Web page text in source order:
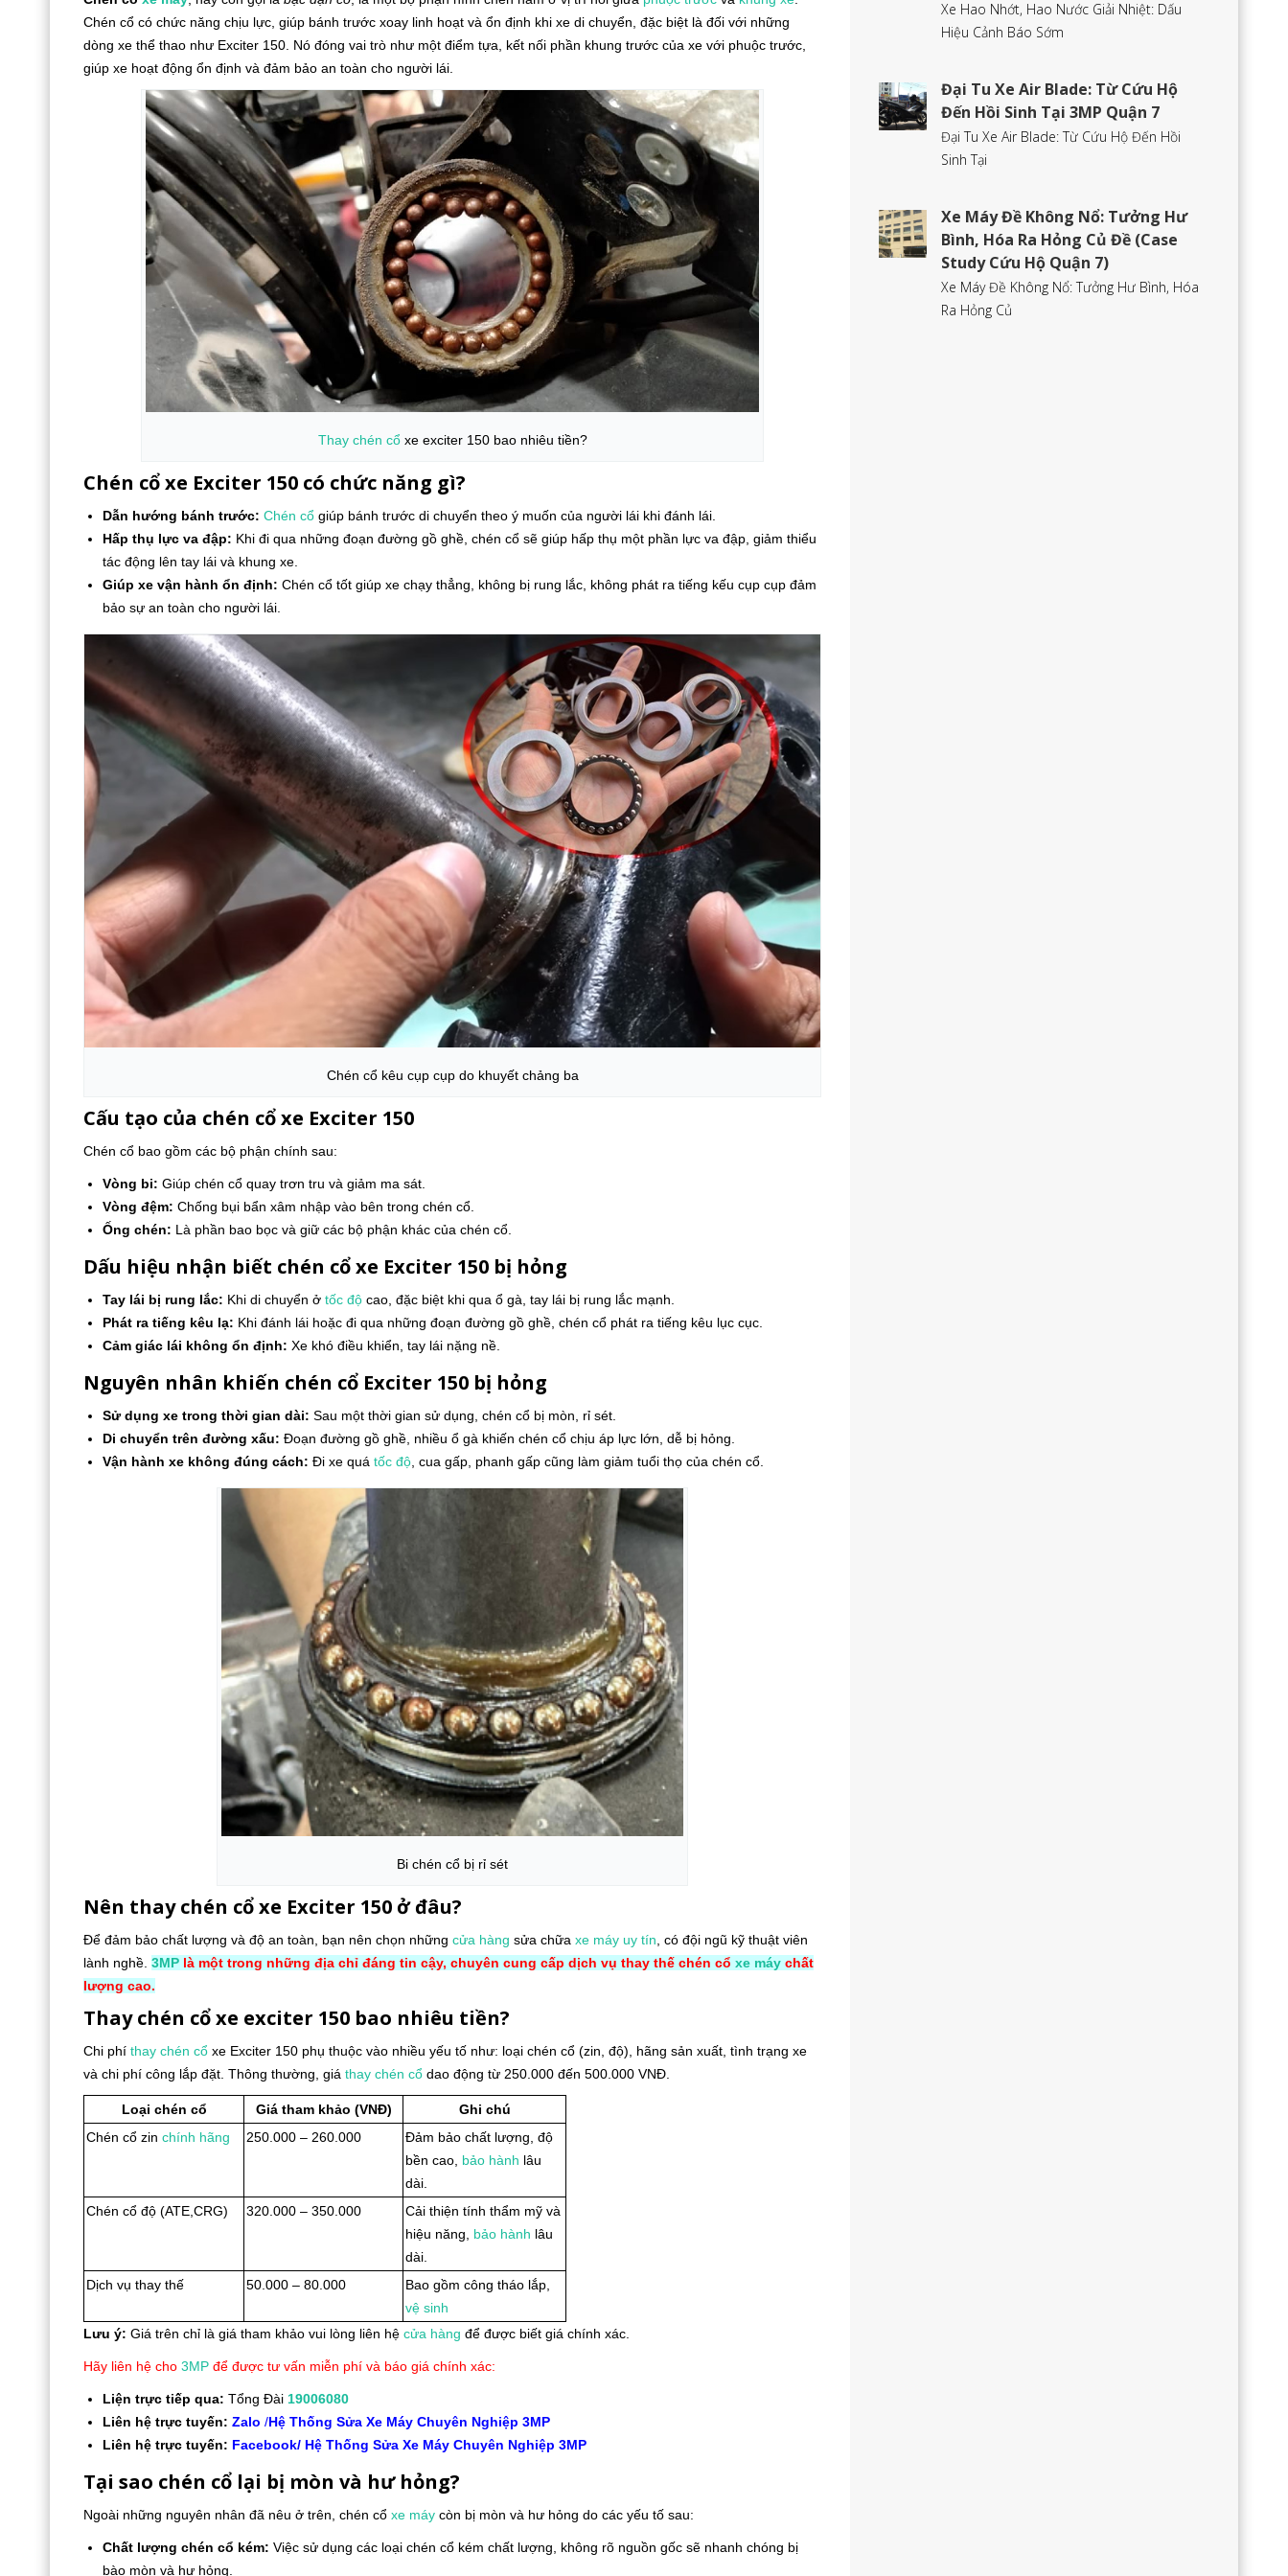
Chén cổ có chức năng chịu lực, giúp bánh trước xoay linh hoạt và ổn định khi xe di chuyển, đặc biệt là đối với những
dòng xe thể thao như Exciter 150. Nó đóng vai trò như một điểm tựa, kết nối phần khung trước của xe với phuộc trước,
giúp xe hoạt động ổn định và đảm bảo an toàn cho người lái.
Thay chén cổxe exciter 150 bao nhiêu tiền?
Chén cổ xe Exciter 150 có chức năng gì?
Dẫn hướng bánh trước: Chén cổ giúp bánh trước di chuyển theo ý muốn của người lái khi đánh lái.
Hấp thụ lực va đập: Khi đi qua những đoạn đường gồ ghề, chén cổ sẽ giúp hấp thụ một phần lực va đập, giảm thiểu
tác động lên tay lái và khung xe.
Giúp xe vận hành ổn định: Chén cổ tốt giúp xe chạy thẳng, không bị rung lắc, không phát ra tiếng kếu cụp cụp đảm
bảo sự an toàn cho người lái.
Chén cổ kêu cụp cụp do khuyết chảng ba
Cấu tạo của chén cổ xe Exciter 150
Chén cổ bao gồm các bộ phận chính sau:
Vòng bi: Giúp chén cổ quay trơn tru và giảm ma sát.
Vòng đệm: Chống bụi bẩn xâm nhập vào bên trong chén cổ.
Ống chén: Là phần bao bọc và giữ các bộ phận khác của chén cổ.
Dấu hiệu nhận biết chén cổ xe Exciter 150 bị hỏng
Tay lái bị rung lắc: Khi di chuyển ở tốc độ cao, đặc biệt khi qua ổ gà, tay lái bị rung lắc mạnh.
Phát ra tiếng kêu lạ: Khi đánh lái hoặc đi qua những đoạn đường gồ ghề, chén cổ phát ra tiếng kêu lục cục.
Cảm giác lái không ổn định: Xe khó điều khiển, tay lái nặng nề.
Nguyên nhân khiến chén cổ Exciter 150 bị hỏng
Sử dụng xe trong thời gian dài: Sau một thời gian sử dụng, chén cổ bị mòn, rỉ sét.
Di chuyển trên đường xấu: Đoạn đường gồ ghề, nhiều ổ gà khiến chén cổ chịu áp lực lớn, dễ bị hỏng.
Vận hành xe không đúng cách: Đi xe quá tốc độ , cua gấp, phanh gấp cũng làm giảm tuổi thọ của chén cổ.
Bi chén cổ bị rỉ sét
Nên thay chén cổ xe Exciter 150 ở đâu?
Để đảm bảo chất lượng và độ an toàn, bạn nên chọn những cửa hàng sửa chữa xe máy uy tín , có đội ngũ kỹ thuật viên
lành nghề. 3MP là một trong những địa chỉ đáng tin cậy, chuyên cung cấp dịch vụ thay thế chén cổ xe máy chất
lượng cao.
Thay chén cổ xe exciter 150 bao nhiêu tiền?
Chi phí thay chén cổ xe Exciter 150 phụ thuộc vào nhiều yếu tố như: loại chén cổ (zin, độ), hãng sản xuất, tình trạng xe
và chi phí công lắp đặt. Thông thường, giá thay chén cổ dao động từ 250.000 đến 500.000 VNĐ.
Loại chén cổ Giá tham khảo (VNĐ)
Ghi chú
Chén cổ zin chính hãng 250.000 – 260.000
Đảm bảo chất lượng, độ
bền cao, bảo hành lâu
dài.
Chén cổ độ (ATE,CRG)
320.000 – 350.000
Cải thiện tính thẩm mỹ và
hiệu năng, bảo hành lâu
dài.
Dịch vụ thay thế
50.000 – 80.000
Bao gồm công tháo lắp,
vệ sinh
Lưu ý: Giá trên chỉ là giá tham khảo vui lòng liên hệ cửa hàng để được biết giá chính xác.
Hãy liên hệ cho 3MP để được tư vấn miễn phí và báo giá chính xác:
Liện trực tiếp qua: Tổng Đài 19006080
Liên hệ trực tuyến: Zalo /Hệ Thống Sửa Xe Máy Chuyên Nghiệp 3MP
Liên hệ trực tuyến: Facebook/ Hệ Thống Sửa Xe Máy Chuyên Nghiệp 3MP
Tại sao chén cổ lại bị mòn và hư hỏng?
Ngoài những nguyên nhân đã nêu ở trên, chén cổ xe máy còn bị mòn và hư hỏng do các yếu tố sau:
Chất lượng chén cổ kém: Việc sử dụng các loại chén cổ kém chất lượng, không rõ nguồn gốc sẽ nhanh chóng bị
bào mòn và hư hỏng.
Xe Hao Nhớt, Hao Nước Giải Nhiệt: Dấu
Hiệu Cảnh Báo Sớm
Đại Tu Xe Air Blade: Từ Cứu Hộ
Đến Hồi Sinh Tại 3MP Quận 7
Đại Tu Xe Air Blade: Từ Cứu Hộ Đến Hồi
Sinh Tại
Xe Máy Đề Không Nổ: Tưởng Hư
Bình, Hóa Ra Hỏng Củ Đề (Case
Study Cứu Hộ Quận 7)
Xe Máy Đề Không Nổ: Tưởng Hư Bình, Hóa
Ra Hỏng Củ